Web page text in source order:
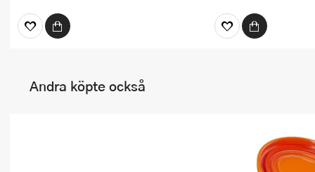
Andra köpte också